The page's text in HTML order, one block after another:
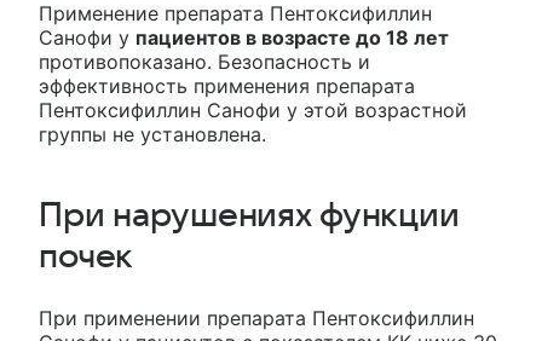
Применение препарата Пентоксифиллин
Санофи у пациентов в возрасте до 18 лет
противопоказано. Безопасность и
эффективность применения препарата
Пентоксифиллин Санофи у этой возрастной
группы не установлена.
При нарушениях функции
почек
При применении препарата Пентоксифиллин